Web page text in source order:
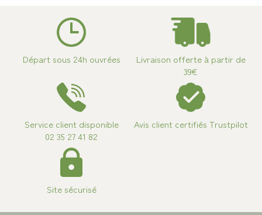
Départ sous 24h ouvrées
Livraison offerte à partir de
39€
Service client disponible
02 35 27 41 82
Avis client certifiés Trustpilot
Site sécurisé